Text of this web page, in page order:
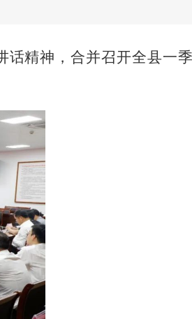
话精神，合并召开全县一